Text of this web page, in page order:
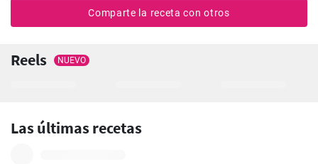
Comparte la receta con otros
Reels NUEVO
Las últimas recetas